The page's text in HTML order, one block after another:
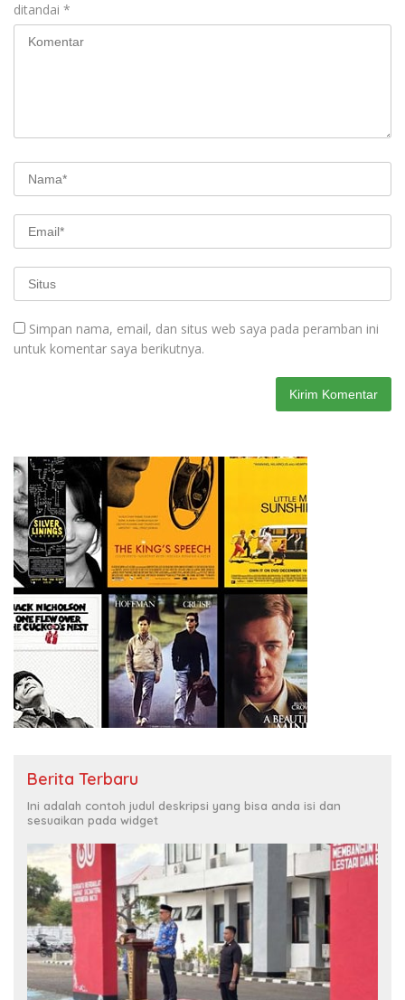
ditandai *
Simpan nama, email, dan situs web saya pada peramban ini
untuk komentar saya berikutnya.
Berita Terbaru
Ini adalah contoh judul deskripsi yang bisa anda isi dan
sesuaikan pada widget